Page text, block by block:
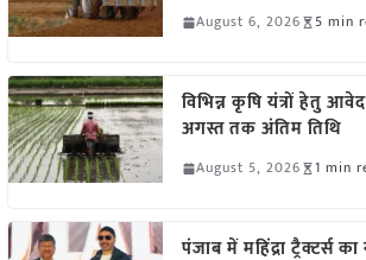
August 6, 2026 5 min
विभिन्न कृषि यंत्रों हेतु
अगस्त तक अंतिम तिथि
August 5, 2026 1 min
पंजाब में महिंद्रा ट्रैक्टर्स